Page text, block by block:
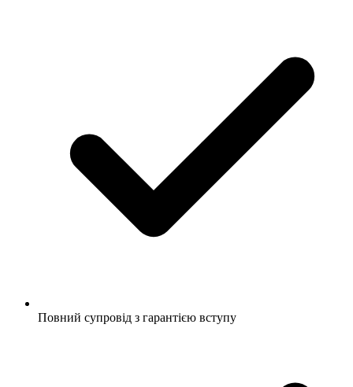
Повний супровід з гарантією вступу